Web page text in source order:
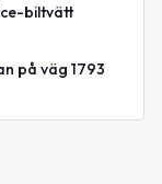
biltvätt
på väg 1793